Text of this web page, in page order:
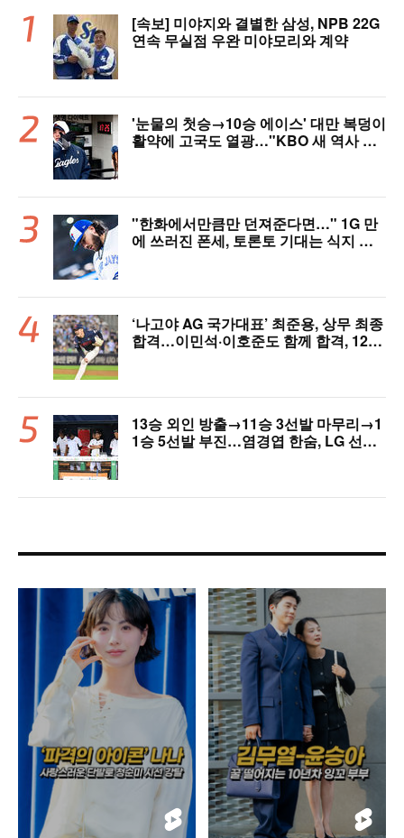
[속보] 미야지와 결별한 삼성, NPB 22G
연속 무실점 우완 미야모리와 계약
'눈물의 첫승→10승 에이스' 대만 복덩이
활약에 고국도 열광…"KBO 새 역사 썼
"한화에서만큼만 던져준다면…" 1G 만
에 쓰러진 폰세, 토론토 기대는 식지 않
‘나고야 AG 국가대표’ 최준용, 상무 최종
합격…이민석·이호준도 함께 합격, 12월
13승 외인 방출→11승 3선발 마무리→1
1승 5선발 부진…염경엽 한숨, LG 선발